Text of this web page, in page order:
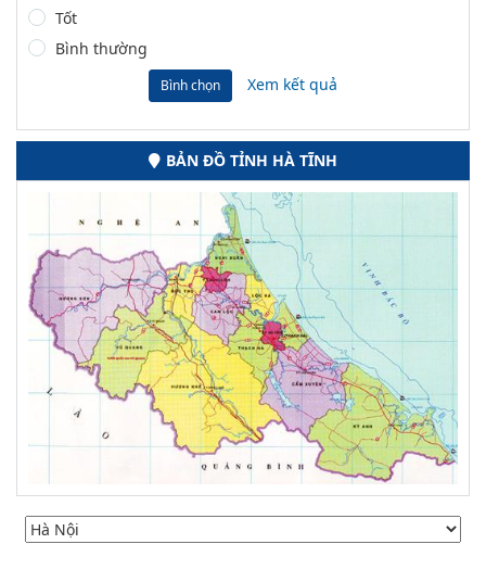
Tốt
Bình thường
Bình chọn Xem kết quả
BẢN ĐỒ TỈNH HÀ TĨNH